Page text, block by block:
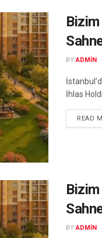
BY ADMIN
İhlas
READ
BY ADMIN